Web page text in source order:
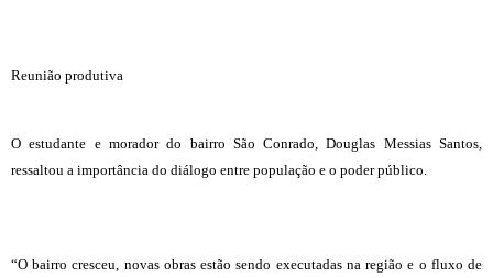
Reunião produtiva
O estudante e morador do bairro São Conrado, Douglas Messias Santos,
ressaltou a importância do diálogo entre população e o poder público.
“O bairro cresceu, novas obras estão sendo executadas na região e o fluxo de